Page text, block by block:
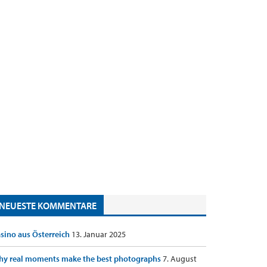
NEUESTE KOMMENTARE
aus Österreich 13. Januar 2025
real moments make the best photographs7. August